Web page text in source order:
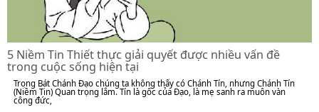
5 Niềm Tin Thiết thực giải quyết được nhiều vấn đề
trong cuộc sống hiện tại
Trong Bát Chánh Đạo chúng ta không thấy có Chánh Tín, nhưng Chánh Tín
(Niềm Tin) Quan trọng lắm. Tín là gốc của Đạo, là mẹ sanh ra muôn vàn
công đức,